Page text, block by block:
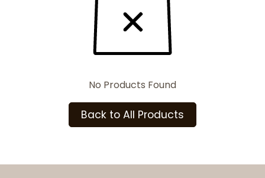
No Products Found
Back to All Products